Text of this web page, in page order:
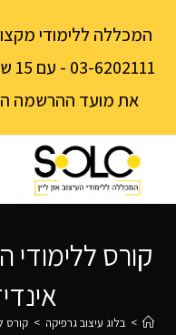
המכללה ללימודי
את מועד ההרשמה
קורס ללימודי
> בלוג עיצוב גרפיקה > קורס